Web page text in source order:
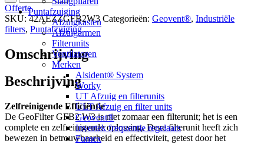
Puntafzuiging
Afzuigkasten
Afzuigarmen
Filterunits
Ventilatoren
Merken
Alsident® System
Worky
UT Afzuig en filterunits
ULT Afzuig en filter units
Geovent®
Invertek frequentie regelaars
Fumex
GFB2
W3
lasrook
aantal
Offerte
SKU:42AEZZGFB2W3 Categorieën: Geovent®, Industriële
filters, Puntafzuiging
Omschrijving
Beschrijving
Zelfreinigende Efficiëntie
De GeoFilter GFB2 W3 is niet zomaar een filterunit; het is een
complete en zelfreinigende oplossing. Deze filterunit heeft zich
bewezen in betrouwbaarheid en effectiviteit, getest door het